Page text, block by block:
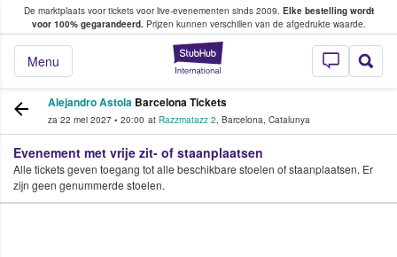
De marktplaats voor tickets voor live-evenementen sinds 2009. Elke bestelling wordt
voor 100% gegarandeerd.Prijzen kunnen verschillen van de afgedrukte waarde.
StubHub: waar
Menu
tickets kopen en verkopen
Alejandro Astola Barcelona Tickets
za 22 mei 2027 • 20:00 at Razzmatazz 2, Barcelona, Catalunya
Evenement met vrije zit- of staanplaatsen
Alle tickets geven toegang tot alle beschikbare stoelen of staanplaatsen. Er
zijn geen genummerde stoelen.